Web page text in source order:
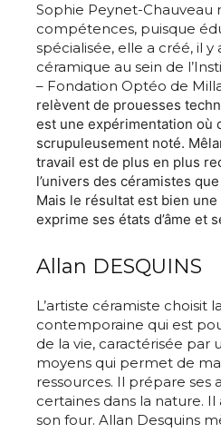
Sophie Peynet-Chauveau
compétences, puisque
spécialisée, elle a créé, il y
céramique au sein de
– Fondation Optéo de
relèvent de prouesses
est une expérimentation où
scrupuleusement noté.
travail est de plus en plus
l’univers des céramistes
Mais le résultat est bien
exprime ses états d’âme et
Allan DESQUINS
L’artiste céramiste choisit
contemporaine qui est
de la vie, caractérisée par
moyens qui permet de
ressources. Il prépare ses
certaines dans la nature.
son four. Allan Desquins